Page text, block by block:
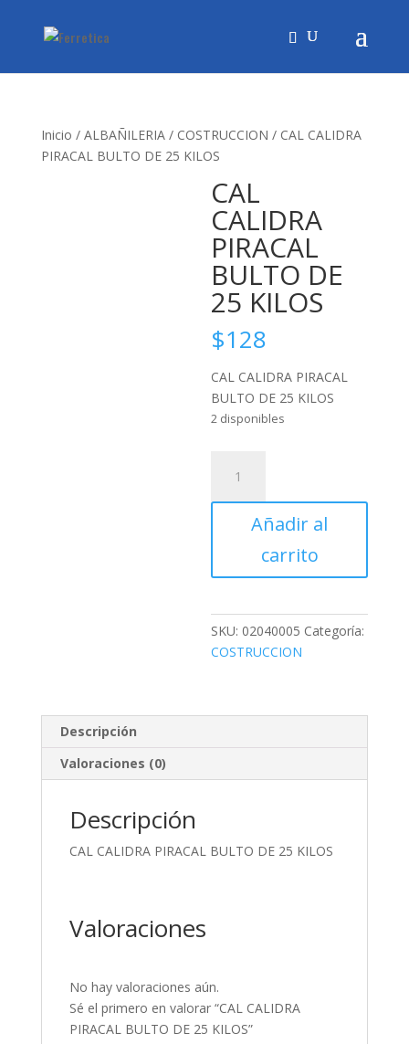
Inicio / ALBAÑILERIA/ COSTRUCCION / CAL CALIDRA
PIRACAL BULTO DE 25 KILOS
CAL
CALIDRA
PIRACAL
BULTO DE
25 KILOS
$128
CAL CALIDRA PIRACAL
BULTO DE 25 KILOS
2 disponibles
CALIDRA
PIRACAL
BULTOAñadir al
carrito
SKU: 02040005 Categoría:
COSTRUCCION
Descripción
Valoraciones (0)
Descripción
CAL CALIDRA PIRACAL BULTO DE 25 KILOS
Valoraciones
No hay valoraciones aún.
Sé el primero en valorar “CAL CALIDRA
PIRACAL BULTO DE 25 KILOS”